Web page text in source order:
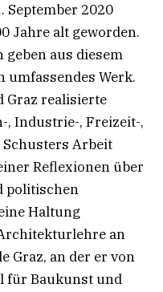
September 2020
Jahre alt geworden.
aus diesem
umfassendes Werk.
Graz realisierte
, Industrie-, Freizeit-,
Arbeit
Reflexionen über
politischen
Haltung
an
Graz, an der er von
für Baukunst und